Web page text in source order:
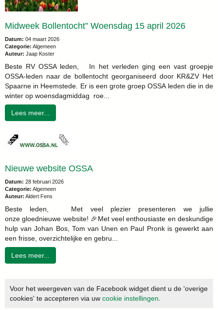
Midweek Bollentocht” Woensdag 15 april 2026
Datum: 04 maart 2026
Categorie: Algemeen
Auteur: Jaap Koster
Beste RV OSSA leden, In het verleden ging een vast groepje
OSSA-leden naar de bollentocht georganiseerd door KR&ZV Het
Spaarne in Heemstede. Er is een grote groep OSSA leden die in de
winter op woensdagmiddag roe...
Lees meer...
Nieuwe website OSSA
Datum: 28 februari 2026
Categorie: Algemeen
Auteur: Aldert Fens
Beste leden, Met veel plezier presenteren we jullie
onze gloednieuwe website! 🎉Met veel enthousiaste en deskundige
hulp van Johan Bos, Tom van Unen en Paul Pronk is gewerkt aan
een frisse, overzichtelijke en gebru...
Lees meer...
Voor het weergeven van de Facebook widget dient u de 'overige
cookies' te accepteren via uw cookie instellingen